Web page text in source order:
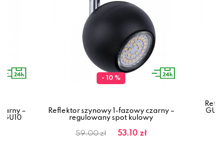
–
- 10 %
Reflektor szynowy 1-fazowy czarny –
regulowany spot kulowy
59.00 zł 53.10 zł